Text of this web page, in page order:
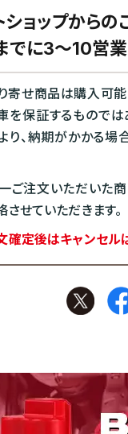
ショップからの
でに3～10営業
寄せ商品は購入可能
を保証するものでは
り、納期がかかる場
ご注文いただいた
させていただきます。
定後はキャンセル